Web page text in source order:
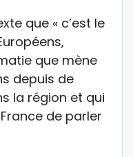
que « c’est le
que mène
depuis de
la région et qui
de parler